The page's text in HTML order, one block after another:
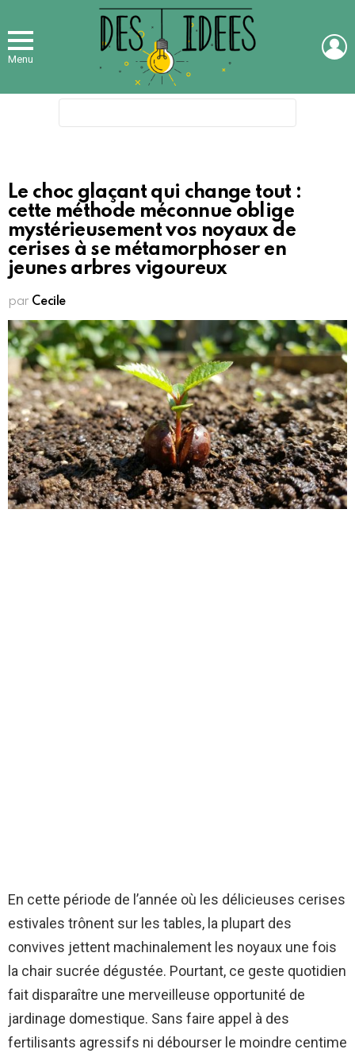
Menu
Le choc glaçant qui change tout :
cette méthode méconnue oblige
mystérieusement vos noyaux de
cerises à se métamorphoser en
jeunes arbres vigoureux
par Cecile
En cette période de l’année où les délicieuses cerises
estivales trônent sur les tables, la plupart des
convives jettent machinalement les noyaux une fois
la chair sucrée dégustée. Pourtant, ce geste quotidien
fait disparaître une merveilleuse opportunité de
jardinage domestique. Sans faire appel à des
fertilisants agressifs ni débourser le moindre centime